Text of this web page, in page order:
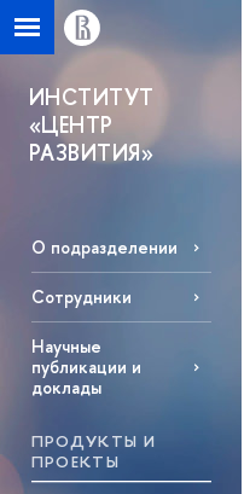
ИНСТИТУТ
«ЦЕНТР
РАЗВИТИЯ»
О подразделении
Сотрудники
Научные
публикации и
доклады
ПРОДУКТЫ И
ПРОЕКТЫ